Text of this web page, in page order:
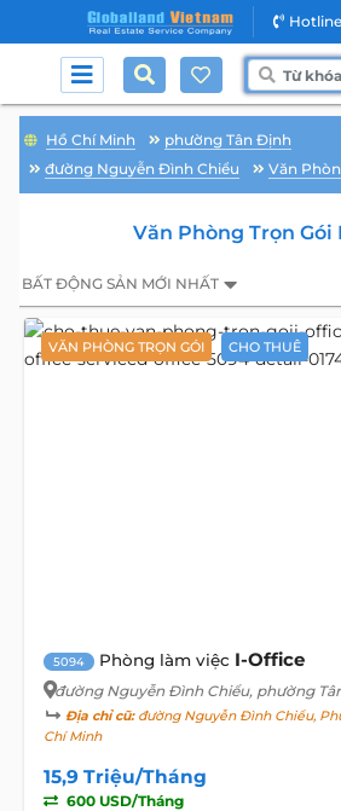
Hồ Chí Minh
phường Tân Định
đường Nguyễn Đình Chiểu
Văn
Văn Phòng Trọn Gói
BẤT ĐỘNG SẢN MỚI NHẤT
VĂN PHÒNG TRỌN GÓI CHO THUÊ
5094 Phòng làm việc I-Office
đường Nguyễn Đình Chiểu, phường
Địa chỉ cũ:đường Nguyễn Đình Chiểu,
Chí Minh
15,9 Triệu/Tháng
600 USD/Tháng